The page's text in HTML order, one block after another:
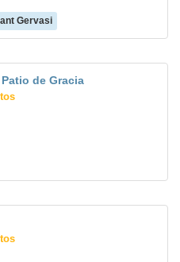
Gervasi
de Gracia